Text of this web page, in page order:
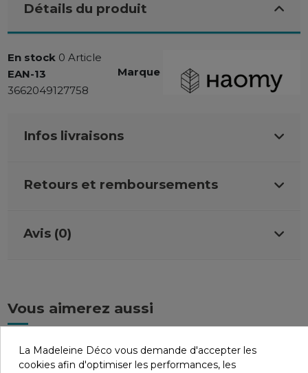
Détails du produit
Marque
En stock 0 Article
EAN-13
3662049127758
Infos livraisons
Retours et remboursements
Avis (0)
Vous aimerez aussi
La Madeleine Déco vous demande d'accepter les
cookies afin d'optimiser les performances, les